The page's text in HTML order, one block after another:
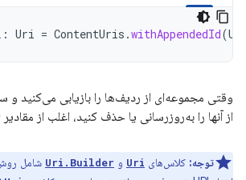
: Uri = ContentUris .withAppendedId(
وقتی مجموعه‌ای از ردیف‌ها را بازیابی می‌کنید
از آنها را به‌روزرسانی یا حذف کنید، اغلب از مقادیر ID استفاده می‌کنید.
توجه: کلاس‌های Uri و Uri.Builder شامل